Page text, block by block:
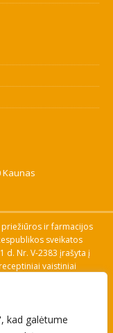
kad galėtume
Kaunas
priežiūros ir farmacijos
sveikatos
d. Nr. V-2383 įrašyta į
vaistiniai
Vaistų ir medicinos
Sveikatos
apie įtariamą